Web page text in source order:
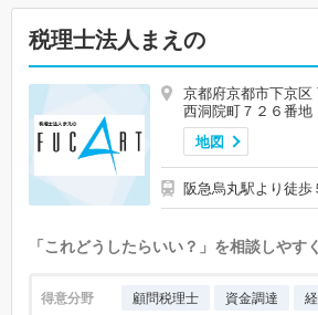
税理士法人まえの
京都府京都市下京
西洞院町７２６番地
地図
阪急烏丸駅より徒歩
「これどうしたらいい？」を相談しやすく
得意分野 顧問税理士 資金調達